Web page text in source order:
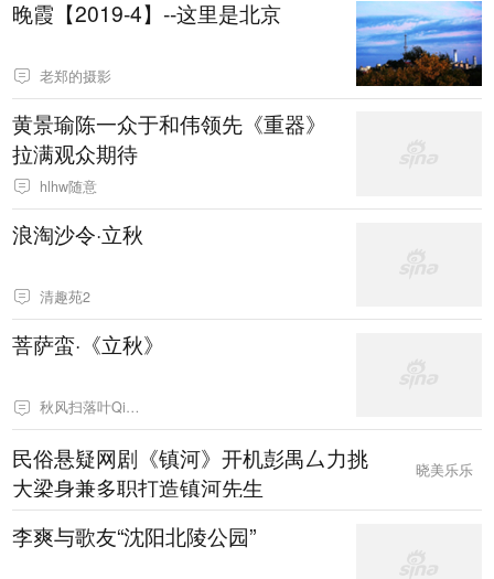
晚霞【2019-4】--这里是北京
老郑的摄影
黄景瑜陈一众于和伟领先《重器》
拉满观众期待
hlhw随意
浪淘沙令·立秋
清趣苑2
菩萨蛮·《立秋》
秋风扫落叶QinRuoshui
民俗悬疑网剧《镇河》开机彭禺厶力挑
大梁身兼多职打造镇河先生
晓美乐乐
李爽与歌友“沈阳北陵公园”